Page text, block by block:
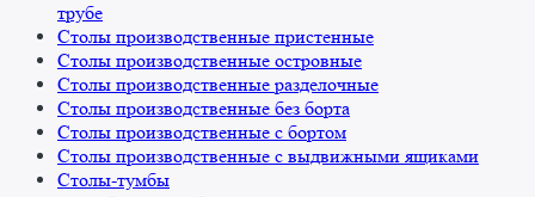
трубе
Столы производственные пристенные
Столы производственные островные
Столы производственные разделочные
Столы производственные без борта
Столы производственные с бортом
Столы производственные с выдвижными ящиками
Столы-тумбы